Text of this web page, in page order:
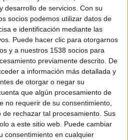
desarrollo de servicios. Con su
socios podemos utilizar datos de
e identificación mediante las
Puede hacer clic para otorgarnos
y a nuestros 1538 socios para
previamente descrito. De
a información más detallada y
de otorgar o negar su
que algún procesamiento de
no requerir de su consentimiento,
rechazar tal procesamiento. Sus
a este sitio web. Puede cambiar
consentimiento en cualquier
SHARE
SHARE
ENVIAR
PIN